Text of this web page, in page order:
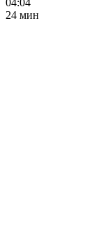
04:04
24 мин